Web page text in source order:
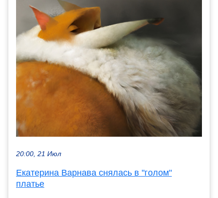
20:00, 21 Июл
Екатерина Варнава снялась в "голом"
платье